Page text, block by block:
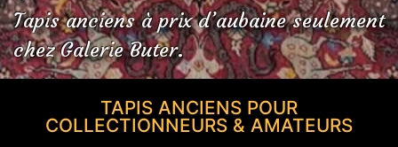
Tapis anciens à prix d’aubaine seulement
chez Galerie Buter.
TAPIS ANCIENS POUR
COLLECTIONNEURS & AMATEURS